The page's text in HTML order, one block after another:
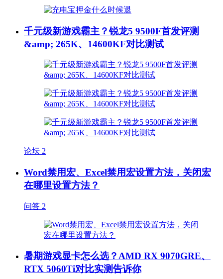
千元级新游戏霸主？锐龙5 9500F首发评测
&amp; 265K、14600KF对比测试
论坛 2
Word禁用宏、Excel禁用宏设置方法，关闭宏
在哪里设置方法？
问答 2
暑期游戏显卡怎么选？AMD RX 9070GRE、
RTX 5060Ti对比实测告诉你